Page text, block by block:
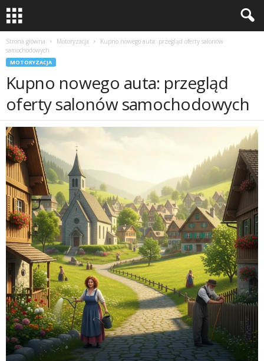
Strona główna Motoryzacja
Kupno nowego auta: przegląd oferty salonów
samochodowych
MOTORYZACJA
Kupno nowego auta: przegląd
oferty salonów samochodowych